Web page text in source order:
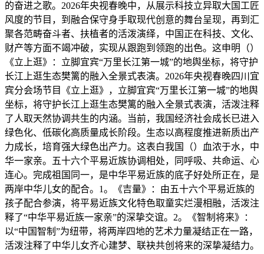
的奋进之歌。2026年央视春晚中，从展示科技立异取大国工匠
风度的节目，到融合保守身手取现代创意的舞台呈现，再到汇
聚各范畴奋斗者、扶植者的活泼演绎，中国正在科技、文化、
财产等方面不竭冲破，实现从跟跑到领跑的出色。这申明（）
《立上逛》：立脚宜宾“万里长江第一城”的地舆坐标，将守护
长江上逛生态樊篱的融入全景式表演。2026年央视春晚四川宜
宾分会场节目《立上逛》，立脚宜宾“万里长江第一城”的地舆
坐标，将守护长江上逛生态樊篱的融入全景式表演，活泼注释
了人取天然协调共生的内涵。当前，我国经济社会成长已进入
绿色化、低碳化高质量成长阶段。生态以高程度推进新质出产
力成长，培育强大绿色出产力。这表白我国（）血浓于水，中
华一家亲。五十六个平易近族协调相处，同呼吸、共命运、心
连心。完成祖国同一，是中华平易近族的底子好处所正在，是
两岸中华儿女的配合。1。《吉量》：由五十六个平易近族的
孩子配合参演，将平易近族文化特色取童实烂漫相融，活泼注
释了“中华平易近族一家亲”的深挚交谊。2。《智制将来》：
以“中国智制”为纽带，将两岸四地的艺术力量凝结正在一路，
活泼注释了中华儿女齐心建梦、联袂共创将来的深挚凝结力。